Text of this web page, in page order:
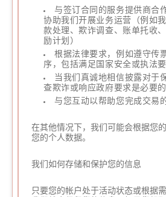
与签订合同的服务提供商合
协助我们开展业务运营（例如
款处理、欺诈调查、账单托收
励计划）
根据法律要求，例如遵守传
序，包括满足国家安全或执法
当我们真诚地相信披露对于
查欺诈或响应政府要求是必要的
与您互动以帮助您完成交易
在其他情况下，我们可能会根据您
您的个人数据。
我们如何存储和保护您的信息
只要您的帐户处于活动状态或根据